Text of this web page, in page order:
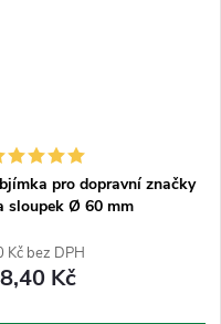
pro dopravní značky
sloupek Ø 60 mm
Kč bez DPH
Kč